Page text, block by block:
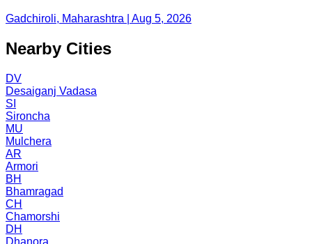
Gadchiroli, Maharashtra | Aug 5, 2026
Nearby Cities
DV
Desaiganj Vadasa
SI
Sironcha
MU
Mulchera
AR
Armori
BH
Bhamragad
CH
Chamorshi
DH
Dhanora